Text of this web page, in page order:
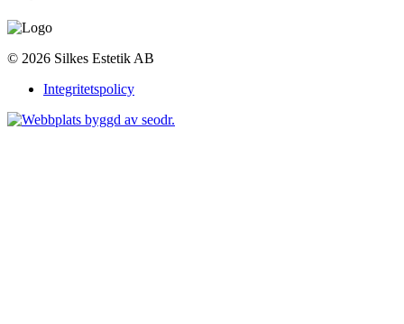
© 2026 Silkes Estetik AB
Integritetspolicy